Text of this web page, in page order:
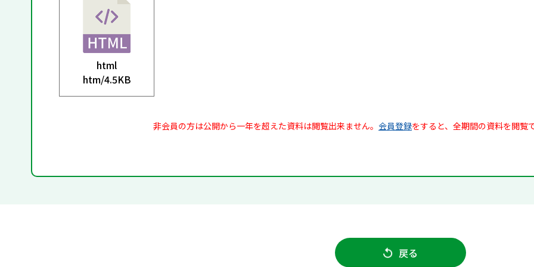
html
htm/4.5KB
非会員の方は公開から一年を超えた資料は閲覧出来ません。 会員登録をすると、全期間の資料を閲覧
戻る